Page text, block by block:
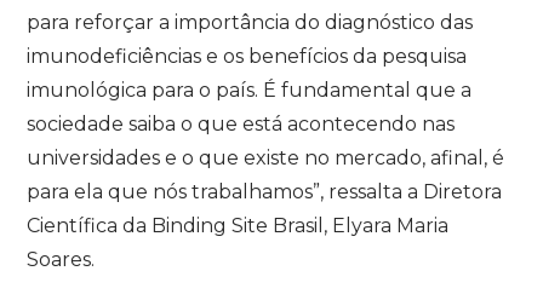
para reforçar a importância do diagnóstico das
imunodeficiências e os benefícios da pesquisa
imunológica para o país. É fundamental que a
sociedade saiba o que está acontecendo nas
universidades e o que existe no mercado, afinal, é
para ela que nós trabalhamos”, ressalta a Diretora
Científica da Binding Site Brasil, Elyara Maria
Soares.